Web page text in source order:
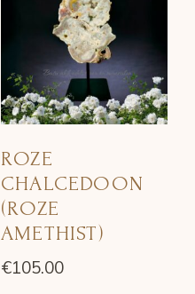
ROZE
CHALCEDOON
(ROZE
AMETHIST)
€105.00